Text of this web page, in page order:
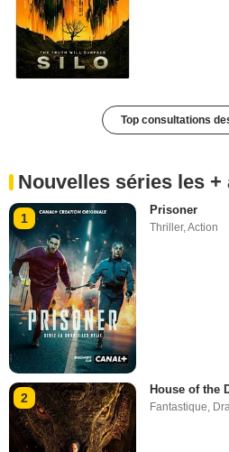
Top consultations
Nouvelles séries les +
1
Prisoner
Thriller,Action
2
House of the
Fantastique